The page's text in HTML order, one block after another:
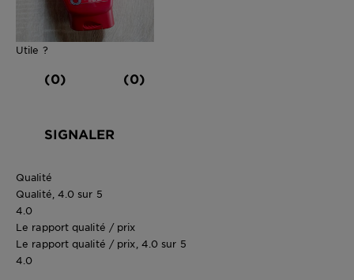
Utile ?
(0) (0)
SIGNALER
Qualité
Qualité, 4.0 sur 5
4.0
Le rapport qualité / prix
Le rapport qualité / prix, 4.0 sur 5
4.0